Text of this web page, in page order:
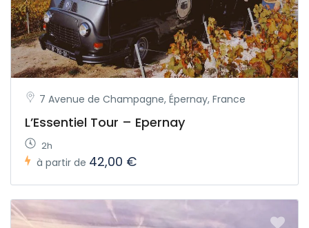
7 Avenue de Champagne, Épernay, France
L’Essentiel Tour – Epernay
2h
à partir de 42,00 €